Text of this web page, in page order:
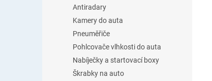
Antiradary
Kamery do auta
Pneuměřiče
Pohlcovače vlhkosti do auta
Nabíječky a startovací boxy
Škrabky na auto